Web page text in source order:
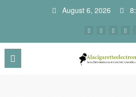
August 6, 2026